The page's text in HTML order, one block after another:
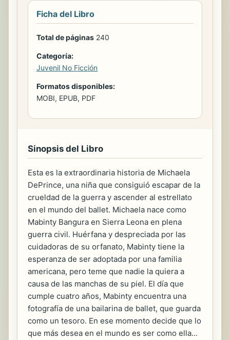
Ficha del Libro
Total de páginas 240
Categoría:
Juvenil No Ficción
Formatos disponibles:
MOBI, EPUB, PDF
Sinopsis del Libro
Esta es la extraordinaria historia de Michaela
DePrince, una niña que consiguió escapar de la
crueldad de la guerra y ascender al estrellato
en el mundo del ballet. Michaela nace como
Mabinty Bangura en Sierra Leona en plena
guerra civil. Huérfana y despreciada por las
cuidadoras de su orfanato, Mabinty tiene la
esperanza de ser adoptada por una familia
americana, pero teme que nadie la quiera a
causa de las manchas de su piel. El día que
cumple cuatro años, Mabinty encuentra una
fotografía de una bailarina de ballet, que guarda
como un tesoro. En ese momento decide que lo
que más desea en el mundo es ser como ella...